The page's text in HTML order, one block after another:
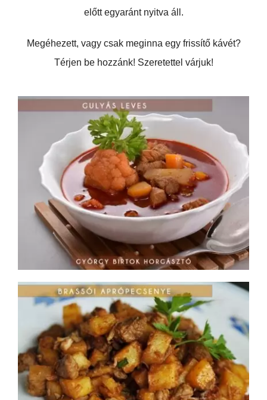
előtt egyaránt nyitva áll.
Megéhezett, vagy csak meginna egy frissítő kávét?
Térjen be hozzánk! Szeretettel várjuk!